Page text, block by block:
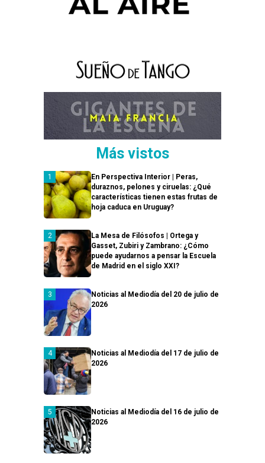
Más vistos
En Perspectiva Interior | Peras,
duraznos, pelones y ciruelas: ¿Qué
características tienen estas frutas de
hoja caduca en Uruguay?
La Mesa de Filósofos | Ortega y
Gasset, Zubiri y Zambrano: ¿Cómo
puede ayudarnos a pensar la Escuela
de Madrid en el siglo XXI?
Noticias al Mediodía del 20 de julio de
2026
Noticias al Mediodía del 17 de julio de
2026
Noticias al Mediodía del 16 de julio de
2026